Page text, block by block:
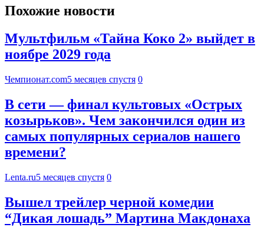
Похожие новости
Мультфильм «Тайна Коко 2» выйдет в
ноябре 2029 года
Чемпионат.com5 месяцев спустя 0
В сети — финал культовых «Острых
козырьков». Чем закончился один из
самых популярных сериалов нашего
времени?
Lenta.ru5 месяцев спустя 0
Вышел трейлер черной комедии
“Дикая лошадь” Мартина Макдонаха